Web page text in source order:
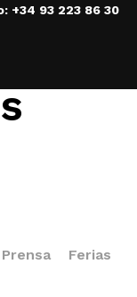
+34 93 223 86 30
Prensa
Ferias